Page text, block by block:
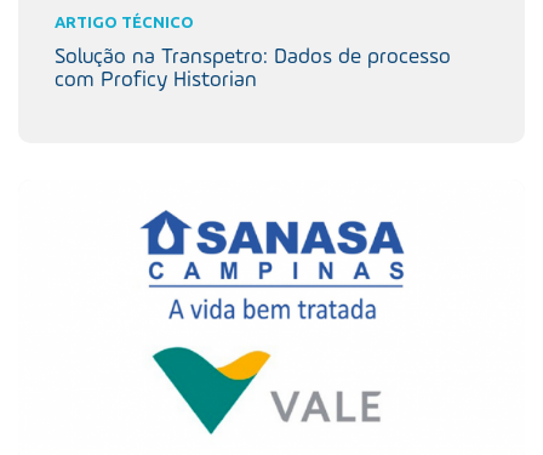
ARTIGO TÉCNICO
Solução na Transpetro: Dados de processo
com Proficy Historian